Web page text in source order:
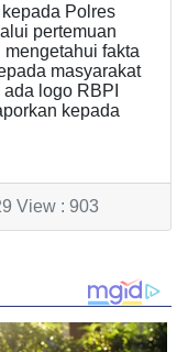
Polres
pertemuan
fakta
masyarakat
logo RBPI
kepada
View : 903